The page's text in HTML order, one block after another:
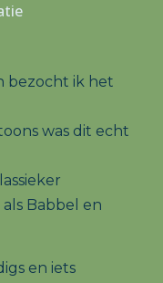
bezocht ik het
was dit echt
Babbel en
en iets